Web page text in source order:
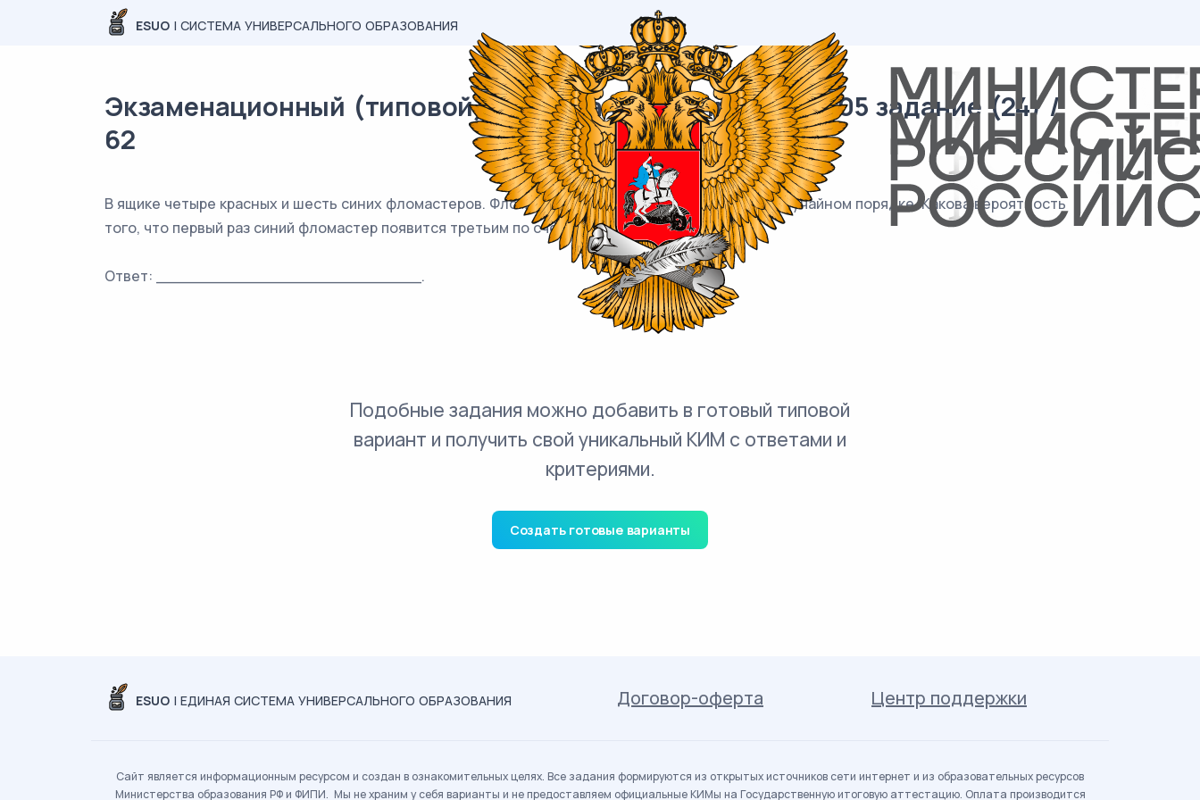
ESUO | СИСТЕМА УНИВЕРСАЛЬНОГО ОБРАЗОВАНИЯ
Экзаменационный (типовой) материал ЕГЭ / профиль / 05 задание (24) /
62
В ящике четыре красных и шесть синих фломастеров. Фломастеры вытаскивают по очереди в случайном порядке. Какова вероятность
того, что первый раз синий фломастер появится третьим по счёту?
Ответ: ___________________________.
Подобные задания можно добавить в готовый типовой
вариант и получить свой уникальный КИМ с ответами и
критериями.
Создать готовые варианты
ESUO | ЕДИНАЯ СИСТЕМА УНИВЕРСАЛЬНОГО ОБРАЗОВАНИЯ Договор-оферта Центр поддержки
Сайт является информационным ресурсом и создан в ознакомительных целях. Все задания формируются из открытых источников сети интернет и из образовательных ресурсов
Министерства образования РФ и ФИПИ. Мы не храним у себя варианты и не предоставляем официальные КИМы на Государственную итоговую аттестацию. Оплата производится